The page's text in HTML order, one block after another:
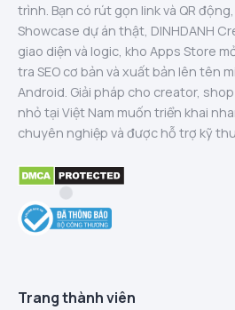
trình. Bạn có rút gọn link và QR
Showcase dự án thật, DINHDANH
giao diện và logic, kho Apps Store
tra SEO cơ bản và xuất bản lên tên
Android. Giải pháp cho creator,
nhỏ tại Việt Nam muốn triển khai
chuyên nghiệp và được hỗ trợ kỹ
Trang thành viên